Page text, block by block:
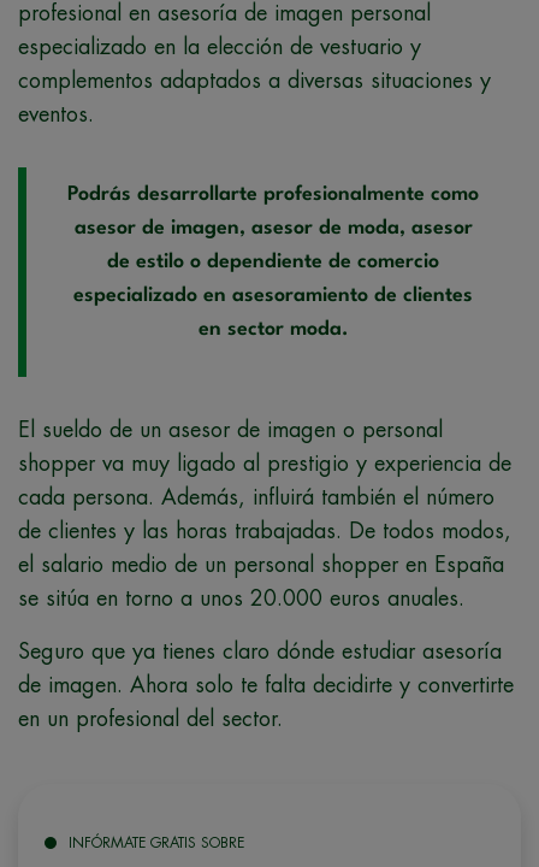
profesional en asesoría de imagen personal
especializado en la elección de vestuario y
complementos adaptados a diversas situaciones y
eventos.
Podrás desarrollarte profesionalmente como
asesor de imagen, asesor de moda, asesor
de estilo o dependiente de comercio
especializado en asesoramiento de clientes
en sector moda.
El sueldo de un asesor de imagen o personal
shopper va muy ligado al prestigio y experiencia de
cada persona. Además, influirá también el número
de clientes y las horas trabajadas. De todos modos,
el salario medio de un personal shopper en España
se sitúa en torno a unos 20.000 euros anuales.
Seguro que ya tienes claro dónde estudiar asesoría
de imagen. Ahora solo te falta decidirte y convertirte
en un profesional del sector.
INFÓRMATE GRATIS SOBRE